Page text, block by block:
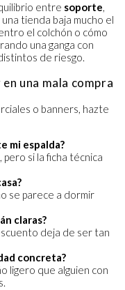
entre soporte,
una tienda baja mucho el
el colchón o cómo
una ganga con
de riesgo.
una mala compra
o banners, hazte
mi espalda?
si la ficha técnica
se parece a dormir
claras?
deja de ser tan
concreta?
ligero que alguien con